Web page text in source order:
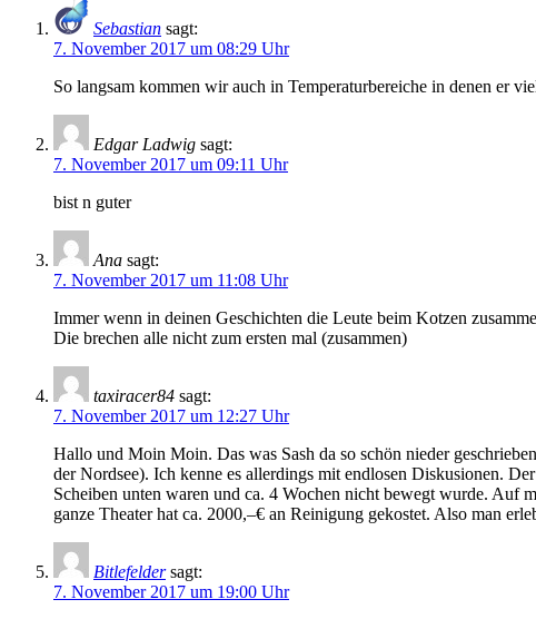
Sebastian sagt:
7. November 2017 um 08:29 Uhr
So langsam kommen wir auch in Temperaturbereiche in denen er
Edgar Ladwig sagt:
7. November 2017 um 09:11 Uhr
bist n guter
Ana sagt:
7. November 2017 um 11:08 Uhr
Immer wenn in deinen Geschichten die Leute beim Kotzen
Die brechen alle nicht zum ersten mal (zusammen)
taxiracer84 sagt:
7. November 2017 um 12:27 Uhr
Hallo und Moin Moin. Das was Sash da so schön nieder
der Nordsee). Ich kenne es allerdings mit endlosen Diskusionen.
Scheiben unten waren und ca. 4 Wochen nicht bewegt wurde.
ganze Theater hat ca. 2000,–€ an Reinigung gekostet. Also man
Bitlefelder sagt:
7. November 2017 um 19:00 Uhr